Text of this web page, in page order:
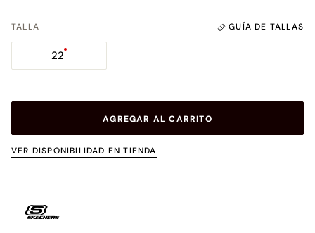
TALLA GUÍA DE TALLAS
22
AGREGAR AL CARRITO
VER DISPONIBILIDAD EN TIENDA